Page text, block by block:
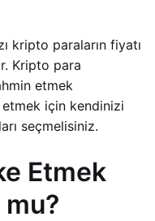
kripto paraların fiyatı
Kripto para
etmek
etmek için kendinizi
seçmelisiniz.
Etmek